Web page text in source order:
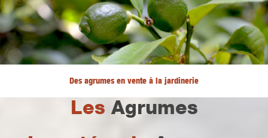
Des agrumes en vente à la jardinerie
Les Agrumes